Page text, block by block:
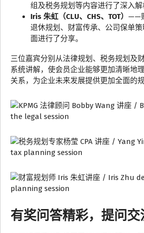
组及税务规划等内容进行了深入解
Iris 朱虹（CLU、CHS、TOT） ——
退休规划、财富传承、公司保单
面进行了分享。
三位嘉宾分别从法律规划、税务规划及
系统讲解，使会员企业能够更加清晰地
关系，为企业未来发展提供更加全面的规
有奖问答精彩，提问交